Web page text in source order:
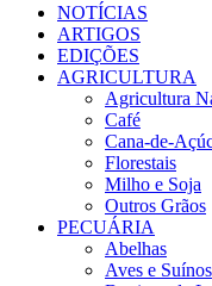
NOTÍCIAS
ARTIGOS
EDIÇÕES
AGRICULTURA
Agricultura
Café
Cana-de-
Florestais
Milho e Soja
Outros Grãos
PECUÁRIA
Abelhas
Aves e Suínos